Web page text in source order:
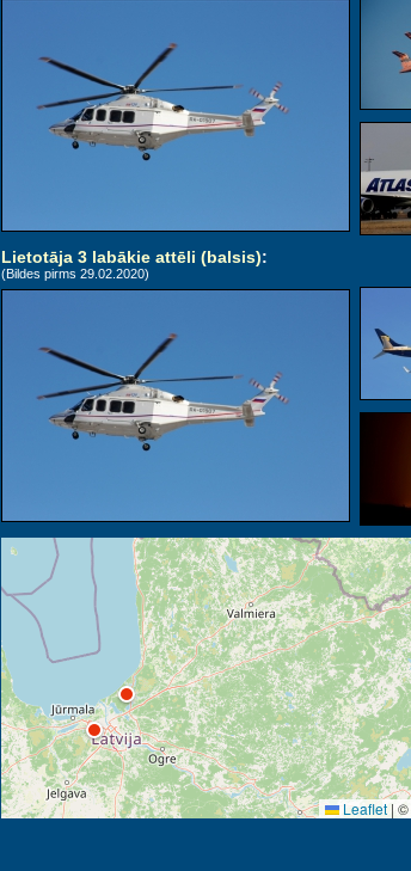
Lietotāja 3 labākie attēli (balsis):
(Bildes pirms 29.02.2020)
Leaflet | ©